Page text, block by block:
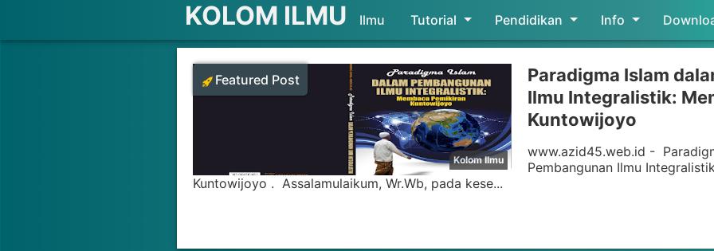
Skip to main content
KOLOM ILMU Ilmu Tutorial Pendidikan Info
Featured Post
Paradigma Islam
Ilmu Integralistik:
Kuntowijoyo
www.azid45.web.id -
Pembangunan Ilmu
Kuntowijoyo . Assalamulaikum, Wr.Wb, pada kese...